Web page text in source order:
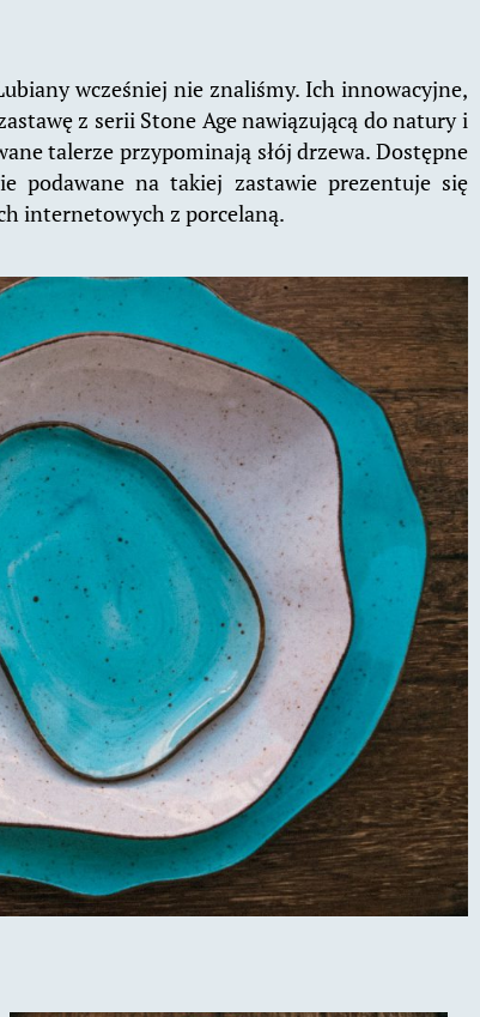
wcześniej nie znaliśmy. Ich innowacyjne,
z serii Stone Age nawiązującą do natury i
talerze przypominają słój drzewa. Dostępne
podawane na takiej zastawie prezentuje się
internetowych z porcelaną.